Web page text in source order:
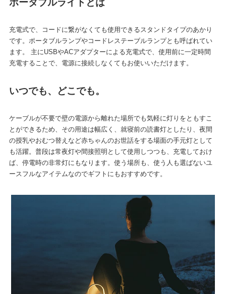
ポータブルライトとは
充電式で、コードに繋がなくても使用できるスタンドタイプのあかり
です。ポータブルランプやコードレステーブルランプとも呼ばれてい
ます。 主にUSBやACアダプターによる充電式で、使用前に一定時間
充電することで、電源に接続しなくてもお使いいただけます。
いつでも、どこでも。
ケーブルが不要で壁の電源から離れた場所でも気軽に灯りをともすこ
とができるため、その用途は幅広く、就寝前の読書灯としたり、夜間
の授乳やおむつ替えなど赤ちゃんのお世話をする場面の手元灯として
も活躍。普段は常夜灯や間接照明として使用しつつも、充電しておけ
ば、停電時の非常灯にもなります。使う場所も、使う人も選ばないユ
ースフルなアイテムなのでギフトにもおすすめです。